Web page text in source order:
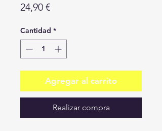
24,90 €Precio
Cantidad *
Agregar al carrito
Realizar compra